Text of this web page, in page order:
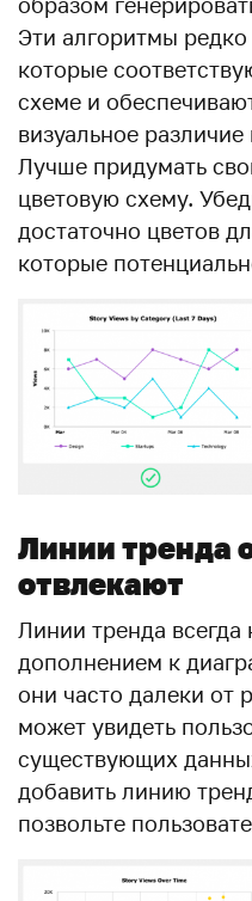
Эти алгоритмы редко
которые
схеме и
визуальное
Лучше придумать
цветовую схему.
достаточно цветов
которые
Линии тренда
отвлекают
Линии тренда
дополнением к
они часто далеки от
может увидеть
существующих
добавить линию
позвольте